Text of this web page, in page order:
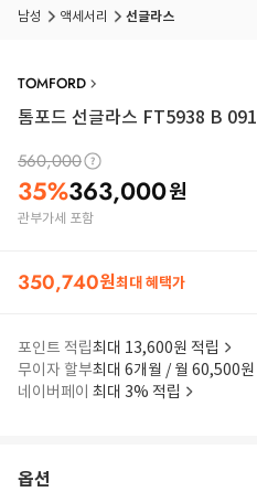
남성 액세서리 선글라스
TOMFORD
톰포드 선글라스 FT5938 B 091
560,000
35%363,000원
관부가세 포함
350,740원최대 혜택가
포인트 적립최대 13,600원 적립
무이자 할부최대 6개월 / 월 60,500원
네이버페이 최대 3% 적립
옵션